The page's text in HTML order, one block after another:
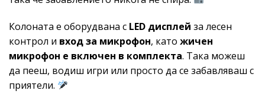
Колоната е оборудвана с LED дисплей за лесен
контрол и вход за микрофон, като жичен
микрофон е включен в комплекта. Така можеш
да пееш, водиш игри или просто да се забавляваш с
приятели.